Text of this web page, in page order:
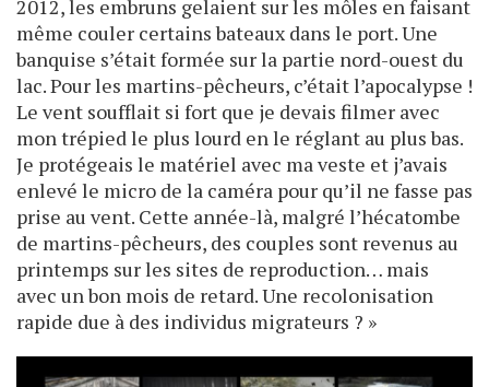
2012, les embruns gelaient sur les môles en faisant
même couler certains bateaux dans le port. Une
banquise s’était formée sur la partie nord-ouest du
lac. Pour les martins-pêcheurs, c’était l’apocalypse !
Le vent soufflait si fort que je devais filmer avec
mon trépied le plus lourd en le réglant au plus bas.
Je protégeais le matériel avec ma veste et j’avais
enlevé le micro de la caméra pour qu’il ne fasse pas
prise au vent. Cette année-là, malgré l’hécatombe
de martins-pêcheurs, des couples sont revenus au
printemps sur les sites de reproduction… mais
avec un bon mois de retard. Une recolonisation
rapide due à des individus migrateurs ? »